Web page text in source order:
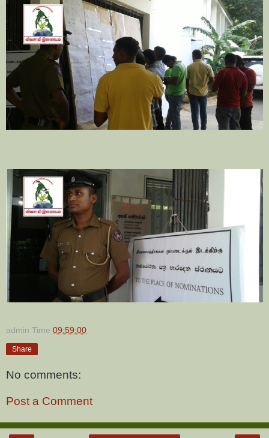
admin Time 09:59:00
Share
No comments:
Post a Comment